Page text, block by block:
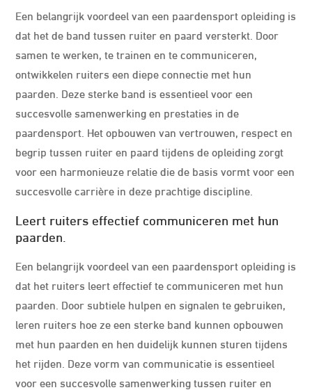
Een belangrijk voordeel van een paardensport opleiding is
dat het de band tussen ruiter en paard versterkt. Door
samen te werken, te trainen en te communiceren,
ontwikkelen ruiters een diepe connectie met hun
paarden. Deze sterke band is essentieel voor een
succesvolle samenwerking en prestaties in de
paardensport. Het opbouwen van vertrouwen, respect en
begrip tussen ruiter en paard tijdens de opleiding zorgt
voor een harmonieuze relatie die de basis vormt voor een
succesvolle carrière in deze prachtige discipline.
Leert ruiters effectief communiceren met hun
paarden.
Een belangrijk voordeel van een paardensport opleiding is
dat het ruiters leert effectief te communiceren met hun
paarden. Door subtiele hulpen en signalen te gebruiken,
leren ruiters hoe ze een sterke band kunnen opbouwen
met hun paarden en hen duidelijk kunnen sturen tijdens
het rijden. Deze vorm van communicatie is essentieel
voor een succesvolle samenwerking tussen ruiter en